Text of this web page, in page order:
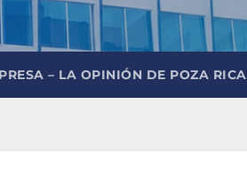
– LA OPINIÓN DE POZA RICA